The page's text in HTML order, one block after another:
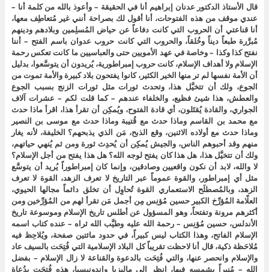
قال الأستاذ الدكتور عدنان إبراهيم أنا في الحقيقة – وأعوذ بالله من كلمة أنا –
عندي موقف من هذه الفتوحات، أنا أقول لك بصراحة أنني غير مُتعاطِف معها،
أنا قناعتي أن الحروب التي كانت دفاعاً عن حياض المُسلِمين وبلادهم ودينهم
مُبرَّرة طبعاً ديناً وخُلقاً، والحروب التي كانت حروب عدوان باسم الفتح – أننا
نفتح كذا وكذا – وخاصة في عهد الأمويين حتى والعباسيين ما كانت تعكس رحمة
الإسلام ولا أهداف الإسلام، كانت حروب إمبراطورية، يُريدون أن يتوسَّعوا، بدليل
أن الأمة نفسها لم تر منها الخير الكثير، كانوا يفتحون بلاد كبيرة والأمة تموت من
الجوع، ولك أن تتخيَّل هذا، وتحدث ثورات مثل ثورات الزنج بسبب الجوع
والعطش، هذا شيئ فظيع، والخلفاء عندهم – كما قلت لكم – عشرات آلاف
الجواري، والقادة يُقتَلون، أي قادة الفتوح، ويُمكِن أن تقرأ هذا، اقرأ ماذا حدث
مع محمد بن القاسم وماذا حدث مع قُتيبة وماذا حدث مع موسى بن النصير
وماذا حدث مع أولاده الاثنين، وقع الذبح، مَن الذي يذبحهم؟ الخليفة، لأنه يغار
منهم وقد أحبوهم الناس، والجيش يُمكِن أن يُحدِث ثورة ومن ثم يُنهي حياتهم،
ولك أن تتخيَّل هذا، هل هذا كان يفتح لوجه الله؟ هل هذا يفتح من أجل الإسلام؟
لا والله، لابد أن نكون واقعيين وصادقين، وإنما كان إمبراطوراً يُريد أن يتوسَّع
مثل أي إمبراطور، والقوة عموماً عبر التاريخ لا تعرف الزهد، القوة لا تعرف
الزهد، وبالمُصطلَح الاستعماري القوة تُحاوِل أن تخلق دائماً مجالها الحيوي،
العلّامة المُؤرِّخ الكبير حسين مُؤنِس مِن أجمل مَن تقرأ لهم من المُؤرِّخين ومن
أكثرهم مرونة وتفتحاً، وهو المسؤول عن أطلس تاريخ الإسلام وموسوعة تاريخ
الأندلس، حسين مُؤنِس – رحمة الله عليه وطيَّب الله ثراه – عنده كتاب اسمه
الإسلام الفاتح، وهذا الكتاب ليس كبيراً، في حدود مائتين صفحة، ويُلاحِظ فيه
مُلاحَظة ذكية، قال أنا لاحظت تقريباً كل البلاد الإسلامية التي فُتِحَت بالسيف عاد
والإسلام وانحصر عنها، والتي فُتِحَت بالدعوة والقناعة لا زال الإسلام – بفضل
الله – مُنيراً بشمسه فيها، انظر إلى ماليزيا وإندونيسيا، هذه فُتِحَت بدُعاة